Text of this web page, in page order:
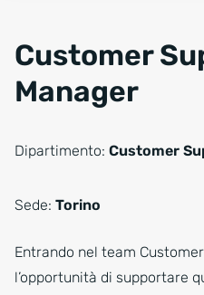
Customer
Manager
Dipartimento: Customer
Sede: Torino
Entrando nel team
l’opportunità di supportare